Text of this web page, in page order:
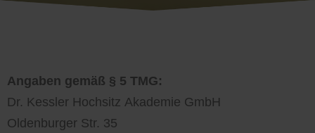
Angaben gemäß § 5 TMG:
Dr. Kessler Hochsitz Akademie GmbH
Oldenburger Str. 35